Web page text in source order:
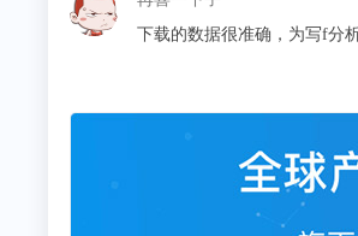
同学推荐的o，不用去图书馆